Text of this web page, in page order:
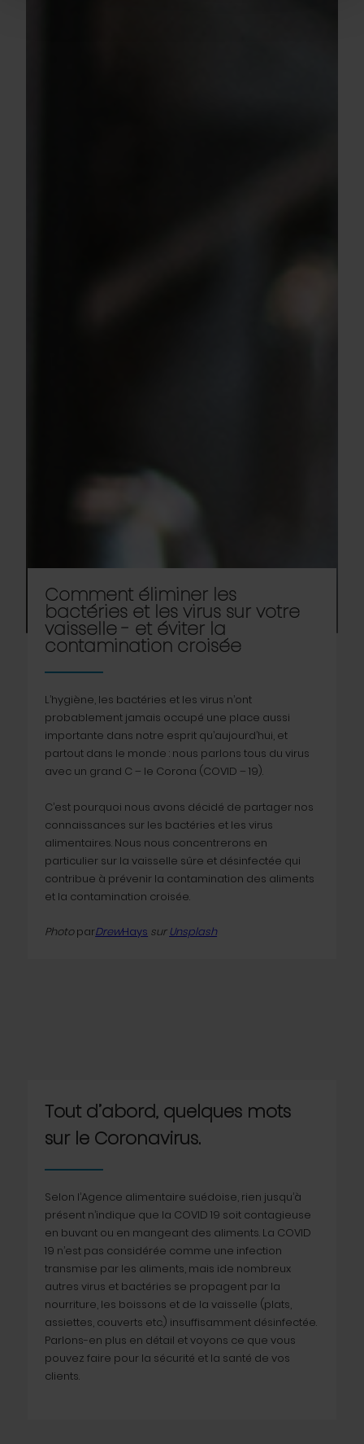
Comment éliminer les
bactéries et les virus sur votre
vaisselle - et éviter la
contamination croisée
L’hygiène, les bactéries et les virus n’ont
probablement jamais occupé une place aussi
importante dans notre esprit qu’aujourd’hui, et
partout dans le monde : nous parlons tous du virus
avec un grand C – le Corona (COVID – 19).
C’est pourquoi nous avons décidé de partager nos
connaissances sur les bactéries et les virus
alimentaires. Nous nous concentrerons en
particulier sur la vaisselle sûre et désinfectée qui
contribue à prévenir la contamination des aliments
et la contamination croisée.
PhotoparDrewHays sur Unsplash
Tout d’abord, quelques mots
sur le Coronavirus.
Selon l’Agence alimentaire suédoise, rien jusqu’à
présent n’indique que la COVID 19 soit contagieuse
en buvant ou en mangeant des aliments. La COVID
19 n’est pas considérée comme une infection
transmise par les aliments, mais ide nombreux
autres virus et bactéries se propagent par la
nourriture, les boissons et de la vaisselle (plats,
assiettes, couverts etc.) insuffisamment désinfectée.
Parlons-en plus en détail et voyons ce que vous
pouvez faire pour la sécurité et la santé de vos
clients.